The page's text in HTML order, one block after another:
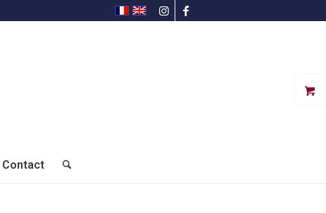
Contact